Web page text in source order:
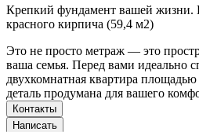
Крепкий фундамент вашей жизни.
красного кирпича (59,4 м2)
Это не просто метраж — это
ваша семья. Перед вами идеально
двухкомнатная квартира
деталь продумана для вашего
Контакты
Написать